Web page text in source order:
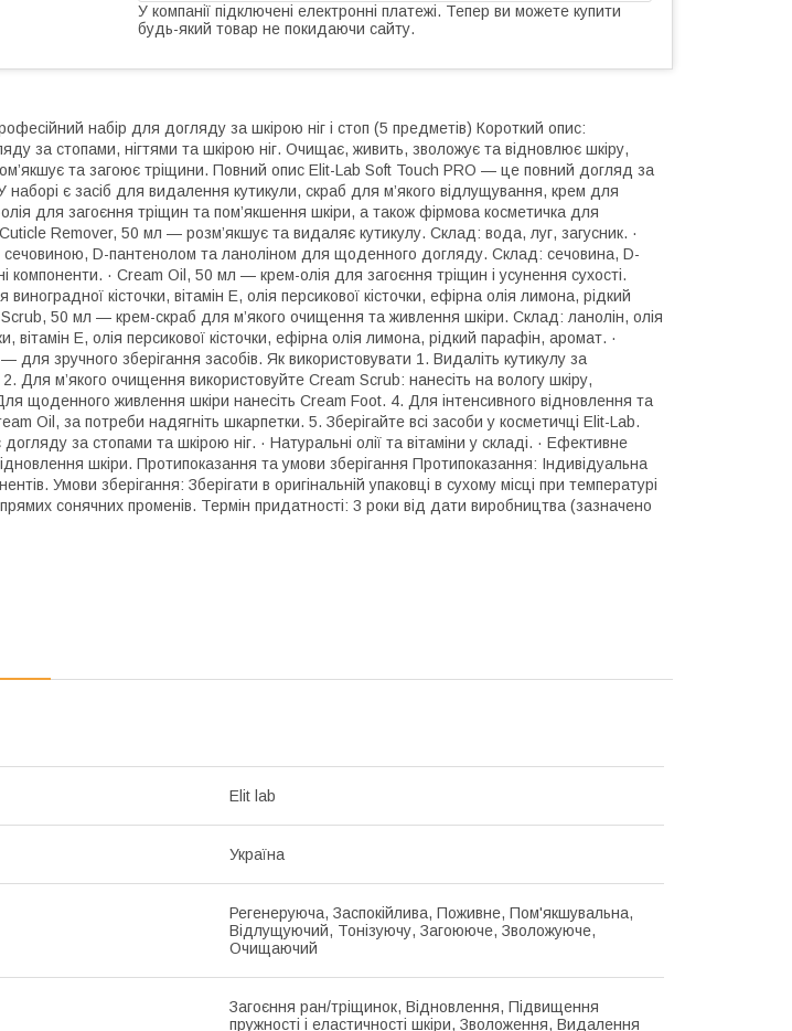
У компанії підключені електронні платежі. Тепер ви можете купити
будь-який товар не покидаючи сайту.
набір для догляду за шкірою ніг і стоп (5 предметів) Короткий опис:
за стопами, нігтями та шкірою ніг. Очищає, живить, зволожує та відновлює шкіру,
та загоює тріщини. Повний опис Elit-Lab Soft Touch PRO — це повний догляд за
є засіб для видалення кутикули, скраб для м’якого відлущування, крем для
для загоєння тріщин та пом’якшення шкіри, а також фірмова косметичка для
Remover, 50 мл — розм’якшує та видаляє кутикулу. Склад: вода, луг, загусник. ·
D-пантенолом та ланоліном для щоденного догляду. Склад: сечовина, D-
компоненти. · Cream Oil, 50 мл — крем-олія для загоєння тріщин і усунення сухості.
кісточки, вітамін Е, олія персикової кісточки, ефірна олія лимона, рідкий
50 мл — крем-скраб для м’якого очищення та живлення шкіри. Склад: ланолін, олія
вітамін Е, олія персикової кісточки, ефірна олія лимона, рідкий парафін, аромат. ·
для зручного зберігання засобів. Як використовувати 1. Видаліть кутикулу за
Для м’якого очищення використовуйте Cream Scrub: нанесіть на вологу шкіру,
щоденного живлення шкіри нанесіть Cream Foot. 4. Для інтенсивного відновлення та
Oil, за потреби надягніть шкарпетки. 5. Зберігайте всі засоби у косметичці Elit-Lab.
за стопами та шкірою ніг. · Натуральні олії та вітаміни у складі. · Ефективне
шкіри. Протипоказання та умови зберігання Протипоказання: Індивідуальна
Умови зберігання: Зберігати в оригінальній упаковці в сухому місці при температурі
сонячних променів. Термін придатності: 3 роки від дати виробництва (зазначено
Elit lab
Україна
Регенеруюча, Заспокійлива, Поживне, Пом'якшувальна,
Відлущуючий, Тонізуючу, Загоююче, Зволожуюче,
Очищаючий
Загоєння ран/тріщинок, Відновлення, Підвищення
пружності і еластичності шкіри, Зволоження, Видалення